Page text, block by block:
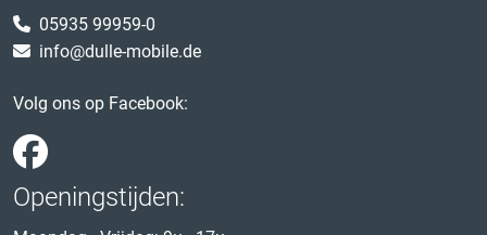
05935 99959-0
info@dulle-mobile.de
Volg ons op Facebook:
Openingstijden: